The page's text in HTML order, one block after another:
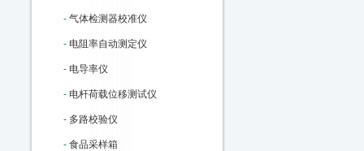
- 气体检测器校准仪
- 电阻率自动测定仪
- 电导率仪
- 电杆荷载位移测试仪
- 多路校验仪
- 食品采样箱